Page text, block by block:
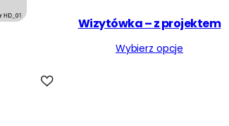
Wizytówka – z projektem
Wybierz opcje